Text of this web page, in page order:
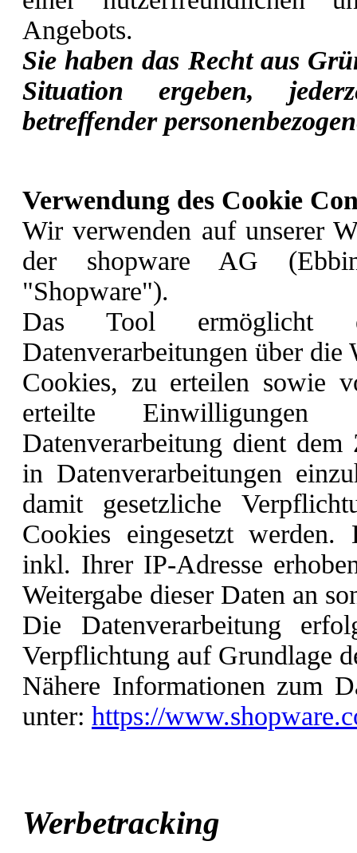
Angebots.
Sie haben das Recht aus
Situation ergeben,
betreffender
Verwendung des Cookie
Wir verwenden auf unserer
der shopware AG
"Shopware").
Das Tool ermöglicht
Datenverarbeitungen über die
Cookies, zu erteilen sowie
erteilte
Datenverarbeitung dient
in Datenverarbeitungen
damit gesetzliche
Cookies eingesetzt werden.
inkl. Ihrer IP-Adresse
Weitergabe dieser Daten an
Die Datenverarbeitung
Verpflichtung auf Grundlage
Nähere Informationen zum
unter: https://
Werbetracking